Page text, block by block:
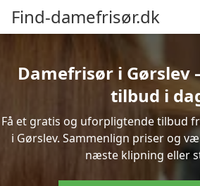
Find-damefrisør.dk
Damefrisør i Gørslev
tilbud i
Få et gratis og uforpligtende tilbud
i Gørslev. Sammenlign priser og
næste klipning eller